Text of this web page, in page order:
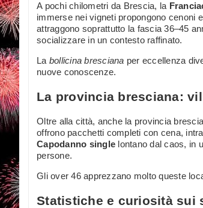
A pochi chilometri da Brescia, la
immerse nei vigneti propongono cenoni
attraggono soprattutto la fascia 36–45
socializzare in un contesto raffinato.
La bollicina bresciana per eccellenza
nuove conoscenze.
La provincia bresciana:
Oltre alla città, anche la provincia
offrono pacchetti completi con cena,
Capodanno single lontano dal caos, in
persone.
Gli over 46 apprezzano molto queste
Statistiche e curiosità sui